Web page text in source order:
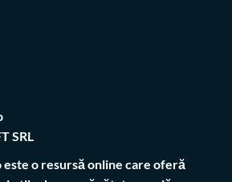
SRL
este o resursă online care oferă